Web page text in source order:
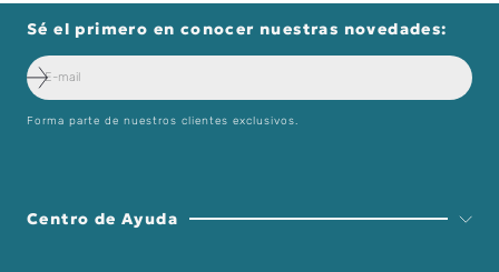
Sé el primero en conocer nuestras novedades:
Forma parte de nuestros clientes exclusivos.
Centro de Ayuda